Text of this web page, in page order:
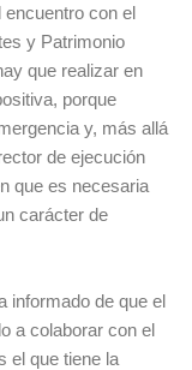
encuentro con el
y Patrimonio
que realizar en
porque
y, más allá
de ejecución
que es necesaria
carácter de
informado de que el
a colaborar con el
el que tiene la